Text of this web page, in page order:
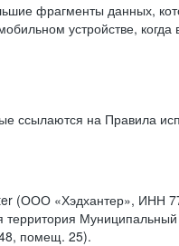
фрагменты данных,
устройстве,
ссылаются на Правила
(ООО «Хэдхантер», ИНН
территория Муниципальный
помещ. 25).